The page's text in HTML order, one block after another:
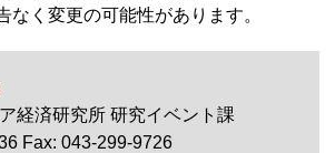
く変更の可能性があります。
経済研究所 研究イベント課
Fax: 043-299-9726